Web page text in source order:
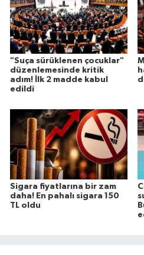
"Suça sürüklenen çocuklar"
düzenlemesinde kritik
adım! İlk 2 madde kabul
edildi
Sigara fiyatlarına bir zam
daha! En pahalı sigara 150
TL oldu